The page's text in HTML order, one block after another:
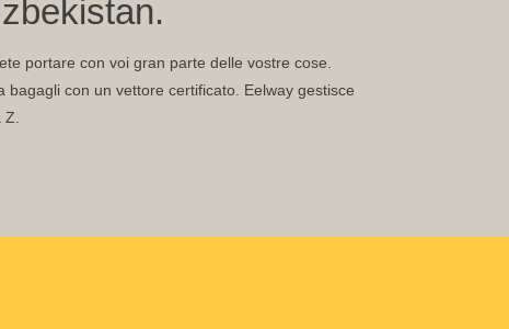
portare con voi gran parte delle vostre cose.
con un vettore certificato. Eelway gestisce